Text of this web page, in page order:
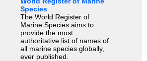
Species
The World Register of
Marine Species aims to
provide the most
authoritative list of names of
all marine species globally,
ever published.